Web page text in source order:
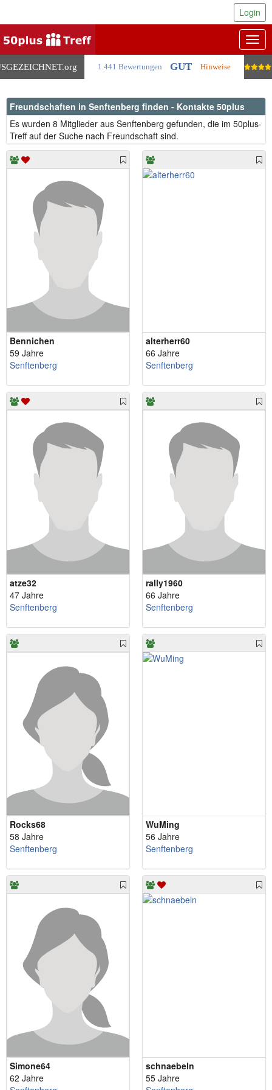
.org 1.441 Bewertungen GUT Hinweise
Login
Freundschaften in Senftenberg finden - Kontakte 50plus
Es wurden 8 Mitglieder aus Senftenberg gefunden, die im 50plus-
Treff auf der Suche nach Freundschaft sind.
Bennichen
59 Jahre
Senftenberg
alterherr60
66 Jahre
Senftenberg
atze32
47 Jahre
Senftenberg
rally1960
66 Jahre
Senftenberg
Rocks68
58 Jahre
Senftenberg
WuMing
56 Jahre
Senftenberg
Simone64
62 Jahre
schnaebeln
55 Jahre